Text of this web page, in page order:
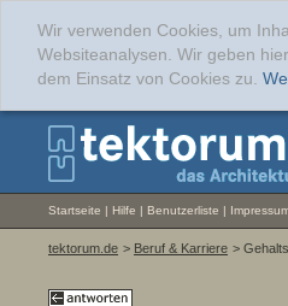
Wir verwenden Cookies, um
Websiteanalysen. Wir geben
dem Einsatz von Cookies zu.
Startseite | Hilfe | Benutzerliste |
tektorum.de > Beruf & Karriere >